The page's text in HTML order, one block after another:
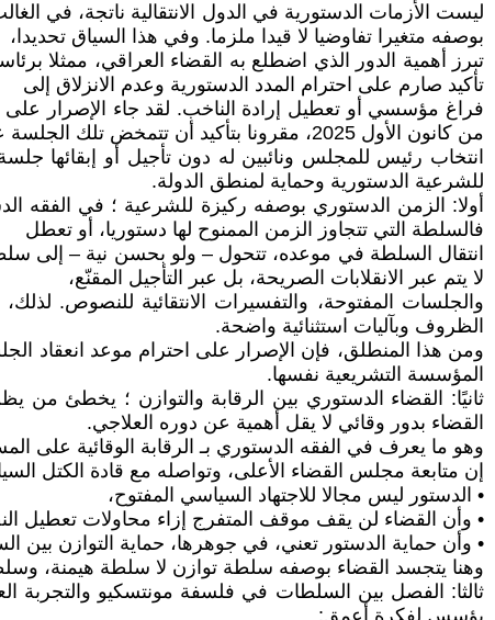
ليست الأزمات الدستورية في الدول الانتقالية ناتجة، في
بوصفه متغيرا تفاوضيا لا قيدا ملزما. وفي هذا السياق تحديدا،
تبرز أهمية الدور الذي اضطلع به القضاء العراقي، ممثلا
تأكيد صارم على احترام المدد الدستورية وعدم الانزلاق إلى
فراغ مؤسسي أو تعطيل إرادة الناخب. لقد جاء الإصرار على
من كانون الأول 2025، مقرونا بتأكيد أن تتمخض تلك الجلسة عن
انتخاب رئيس للمجلس ونائبين له دون تأجيل أو إبقائها
للشرعية الدستورية وحماية لمنطق الدولة.
أولا: الزمن الدستوري بوصفه ركيزة للشرعية ؛ في الفقه
فالسلطة التي تتجاوز الزمن الممنوح لها دستوريا، أو تعطل
انتقال السلطة في موعده، تتحول – ولو بحسن نية – إلى
لا يتم عبر الانقلابات الصريحة، بل عبر التأجيل المقنّع،
والجلسات المفتوحة، والتفسيرات الانتقائية للنصوص.
الظروف وبآليات استثنائية واضحة.
ومن هذا المنطلق، فإن الإصرار على احترام موعد انعقاد
المؤسسة التشريعية نفسها.
ثانيًا: القضاء الدستوري بين الرقابة والتوازن ؛ يخطئ
القضاء بدور وقائي لا يقل أهمية عن دوره العلاجي.
وهو ما يعرف في الفقه الدستوري بـ الرقابة الوقائية على
إن متابعة مجلس القضاء الأعلى، وتواصله مع قادة الكتل
• الدستور ليس مجالا للاجتهاد السياسي المفتوح،
• وأن القضاء لن يقف موقف المتفرج إزاء محاولات تعطيل
• وأن حماية الدستور تعني، في جوهرها، حماية التوازن بين
وهنا يتجسد القضاء بوصفه سلطة توازن لا سلطة هيمنة،
ثالثا: الفصل بين السلطات في فلسفة مونتسكيو والتجربة